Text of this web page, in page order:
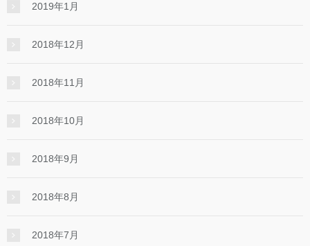
2019年1月
2018年12月
2018年11月
2018年10月
2018年9月
2018年8月
2018年7月